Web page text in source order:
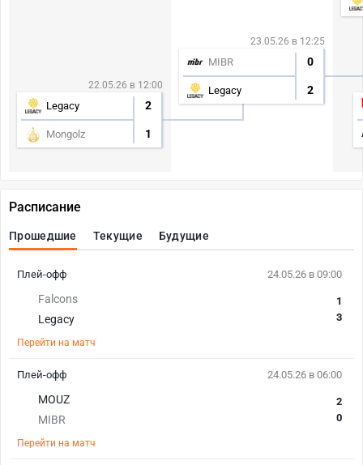
22.05.26 в 12:00
Legacy 2
Mongolz 1
23.05.26 в 12:25
MIBR 0
Legacy 2
Расписание
Прошедшие Текущие Будущие
24.05.26 в 09:00
Falcons
Legacy
1
3
Перейти на матч
Плей-офф
24.05.26 в 06:00
MOUZ
MIBR
2
0
Перейти на матч
Плей-офф